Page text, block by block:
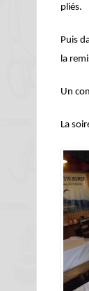
pliés.
Puis
la
Un
La